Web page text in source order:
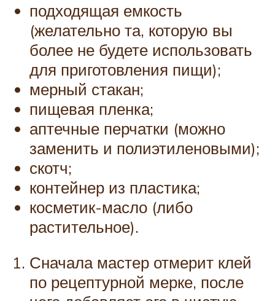
подходящая емкость
(желательно та, которую вы
более не будете использовать
для приготовления пищи);
мерный стакан;
пищевая пленка;
аптечные перчатки (можно
заменить и полиэтиленовыми);
скотч;
контейнер из пластика;
косметик-масло (либо
растительное).
Сначала мастер отмерит клей
по рецептурной мерке, после